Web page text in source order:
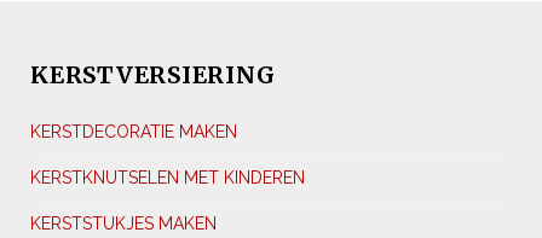
KERSTVERSIERING
KERSTDECORATIE MAKEN
KERSTKNUTSELEN MET KINDEREN
KERSTSTUKJES MAKEN